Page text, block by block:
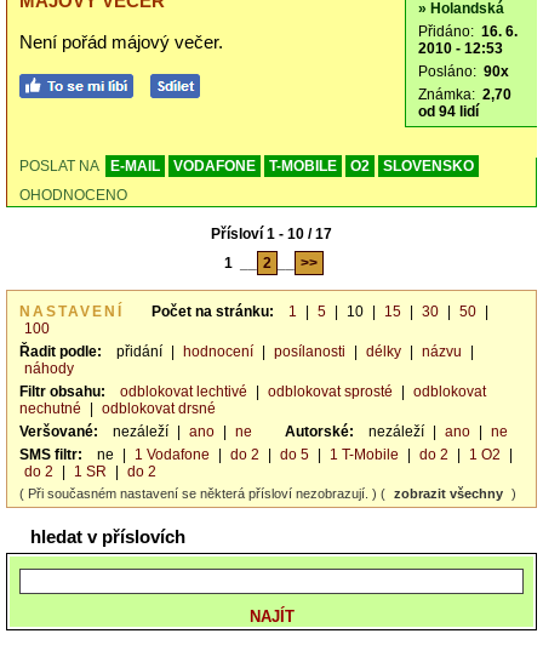
Není pořád májový večer.
» Holandská
Přidáno: 16. 6.
2010 - 12:53
Posláno: 90x
Známka: 2,70
od 94 lidí
POSLAT NA E-MAIL VODAFONE T-MOBILE O2
SLOVENSKO
OHODNOCENO
Přísloví 1 - 10 / 17
1
2 >>
NASTAVENÍ Počet na stránku: 1 5 10 15 30 50
100
Řadit podle:
přidání hodnocení posílanosti délky názvu
náhody
Filtr obsahu:
odblokovat lechtivé odblokovat sprosté
odblokovat
nechutné
odblokovat drsné
Veršované:
nezáleží ano ne Autorské: nezáleží ano
ne
SMS filtr:
ne 1 Vodafone do 2 do 5 1 T-Mobile do 2 1 O2
do 2
1 SR do 2
( Při současném nastavení se některá přísloví nezobrazují. ) ( zobrazit všechny )
hledat v příslovích